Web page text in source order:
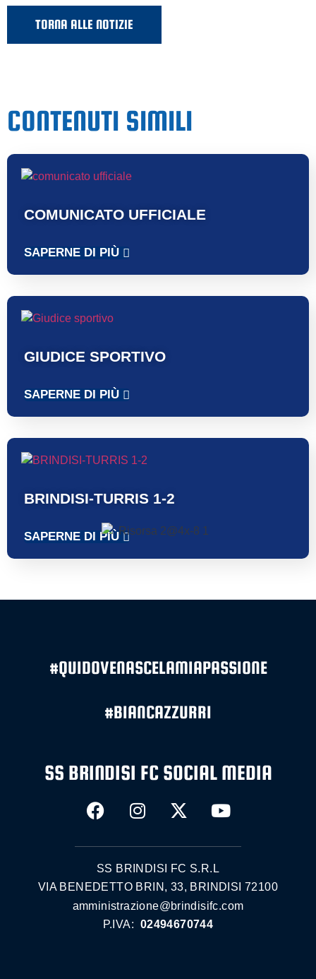
TORNA ALLE NOTIZIE
CONTENUTI SIMILI
COMUNICATO UFFICIALE
SAPERNE DI PIÙ
GIUDICE SPORTIVO
SAPERNE DI PIÙ
BRINDISI-TURRIS 1-2
SAPERNE DI PIÙ
#QUIDOVENASCELAMIAPASSIONE
#BIANCAZZURRI
SS BRINDISI FC SOCIAL MEDIA
SS BRINDISI FC S.R.L
VIA BENEDETTO BRIN, 33, BRINDISI 72100
amministrazione@brindisifc.com
P.IVA: 02494670744